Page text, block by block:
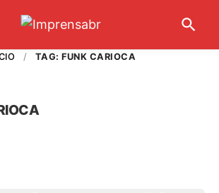
/ TAG: FUNK CARIOCA